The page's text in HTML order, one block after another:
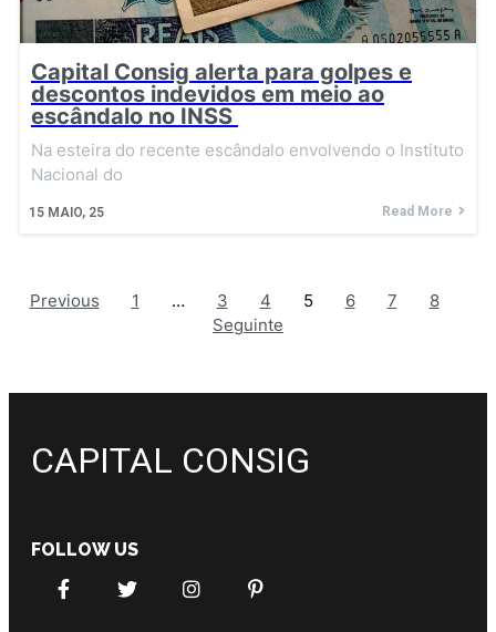
Capital Consig alerta para golpes e
descontos indevidos em meio ao
escândalo no INSS
15 MAIO, 25
Na esteira do recente escândalo envolvendo o Instituto
Nacional do
Read More
Previous 1 … 3 4 5 6 7
8
Seguinte
CAPITAL CONSIG
FOLLOW US